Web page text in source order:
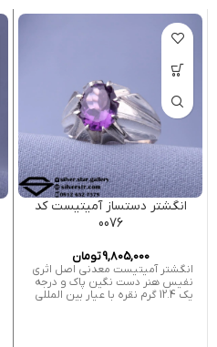
انگشتر دستساز آمیتیست کد
0076
9,805,000تومان
انگشتر آمیتیست معدنی اصل اثری
نفیس هنر دست نگین پاک و درجه
یک 12.4 گرم نقره با عیار بین المللی